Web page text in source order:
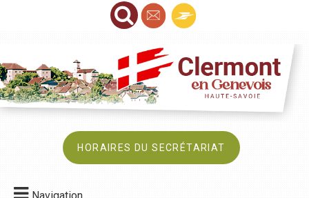
HORAIRES DU SECRÉTARIAT